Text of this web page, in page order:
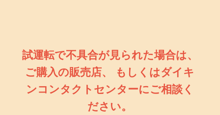
試運転で不具合が見られた場合は、
ご購入の販売店、
もしくはダイキ
ンコンタクトセンターにご相談く
ださい。